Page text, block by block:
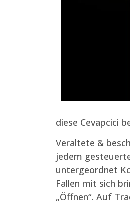
diese Cevapcici
Veraltete &
jedem
untergeordnet
Fallen mit sich
„Öffnen“. Auf